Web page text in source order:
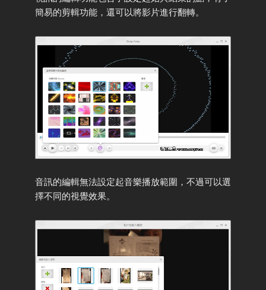
簡易的剪輯功能，還可以將影片進行翻轉。
音訊的編輯無法設定起音樂播放範圍，不過可以選
擇不同的視覺效果。